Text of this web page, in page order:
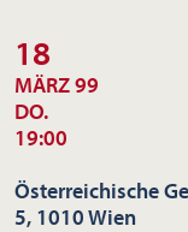
18
MÄRZ 99
DO.
19:00
Österreichische
5, 1010 Wien